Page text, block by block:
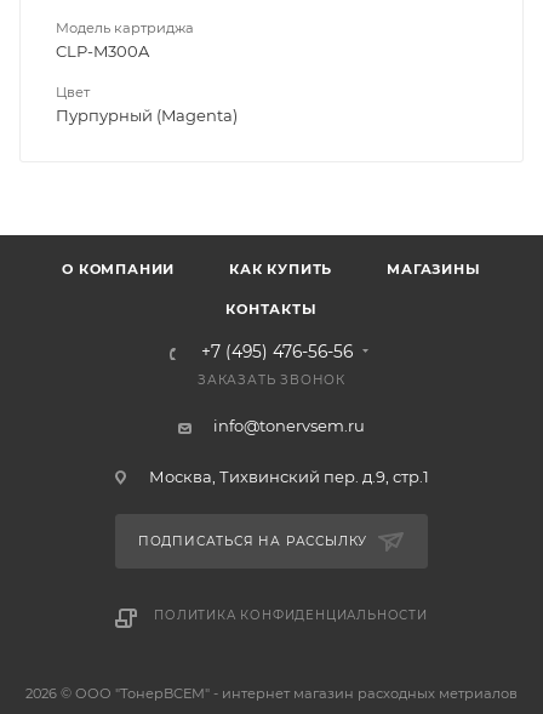
Модель картриджа
CLP-M300A
Цвет
Пурпурный (Magenta)
О КОМПАНИИ КАК КУПИТЬ МАГАЗИНЫ
КОНТАКТЫ
+7 (495) 476-56-56
ЗАКАЗАТЬ ЗВОНОК
info@tonervsem.ru
Москва, Тихвинский пер. д.9, стр.1
ПОДПИСАТЬСЯ НА РАССЫЛКУ
ПОЛИТИКА КОНФИДЕНЦИАЛЬНОСТИ
2026 © ООО "ТонерВСЕМ" - интернет магазин расходных метриалов